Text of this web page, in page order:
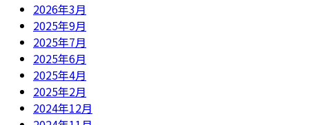
2026年3月
2025年9月
2025年7月
2025年6月
2025年4月
2025年2月
2024年12月